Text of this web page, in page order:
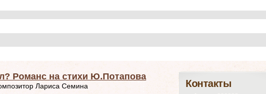
Романс на стихи Ю.Потапова
Лариса Семина Контакты